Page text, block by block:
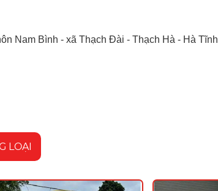
Nam Bình - xã Thạch Đài - Thạch Hà - Hà Tĩnh
LOẠI